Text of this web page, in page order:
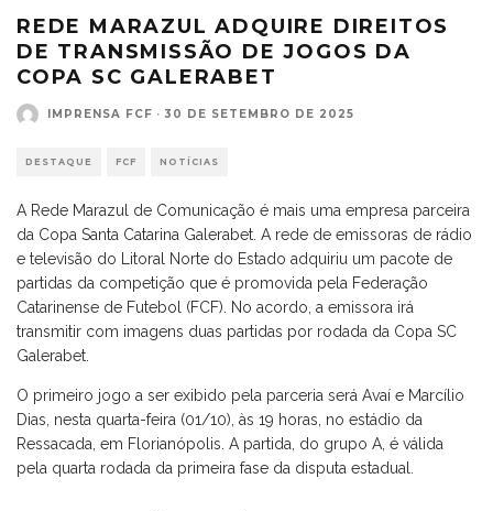
REDE MARAZUL ADQUIRE DIREITOS
DE TRANSMISSÃO DE JOGOS DA
COPA SC GALERABET
IMPRENSA FCF · 30 DE SETEMBRO DE 2025
DESTAQUE FCF NOTÍCIAS
A Rede Marazul de Comunicação é mais uma empresa parceira
da Copa Santa Catarina Galerabet. A rede de emissoras de rádio
e televisão do Litoral Norte do Estado adquiriu um pacote de
partidas da competição que é promovida pela Federação
Catarinense de Futebol (FCF). No acordo, a emissora irá
transmitir com imagens duas partidas por rodada da Copa SC
Galerabet.
O primeiro jogo a ser exibido pela parceria será Avaí e Marcílio
Dias, nesta quarta-feira (01/10), às 19 horas, no estádio da
Ressacada, em Florianópolis. A partida, do grupo A, é válida
pela quarta rodada da primeira fase da disputa estadual.